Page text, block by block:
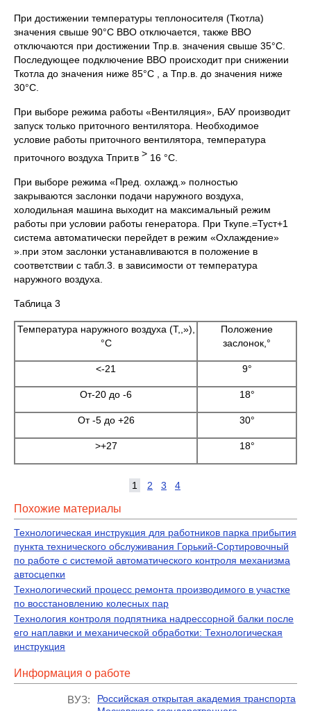
При достижении температуры теплоносителя (Ткотла)
значения свыше 90°С ВВО отключается, также ВВО
отключаются при достижении Тпр.в. значения свыше 35°С.
Последующее подключение ВВО происходит при снижении
Ткотла до значения ниже 85°С , а Тпр.в. до значения ниже
30°С.
При выборе режима работы «Вентиляция», БАУ производит
запуск только приточного вентилятора. Необходимое
условие работы приточного вентилятора, температура
приточного воздуха Тприт.в > 16 °С.
При выборе режима «Пред. охлажд.» полностью
закрываются заслонки подачи наружного воздуха,
холодильная машина выходит на максимальный режим
работы при условии работы генератора. При Ткупе.=Туст+1
система автоматически перейдет в режим «Охлаждение»
».при этом заслонки устанавливаются в положение в
соответствии с табл.3. в зависимости от температура
наружного воздуха.
Таблица 3
Температура наружного воздуха (Т,,»),
°С
Положение
заслонок,°
<-21 9°
От-20 до -6 18°
От -5 до +26 30°
>+27 18°
1 2 3 4
Похожие материалы
Технологическая инструкция для работников парка прибытия
пункта технического обслуживания Горький-Сортировочный
по работе с системой автоматического контроля механизма
автосцепки
Технологический процесс ремонта производимого в участке
по восстановлению колесных пар
Технология контроля подпятника надрессорной балки после
его наплавки и механической обработки: Технологическая
инструкция
Информация о работе
ВУЗ:
Российская открытая академия транспорта